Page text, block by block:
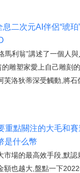
二次元AI伴侶“琥
馬利翁”講述了一個人
雕塑家愛上自己雕刻
芙洛狄蒂深受觸動,將
重點關注的大毛和賽
是什么幣
市場的最高效手段,默
額也越大,盤點一下